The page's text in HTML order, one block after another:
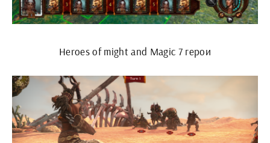
Heroes of might and Magic 7 герои